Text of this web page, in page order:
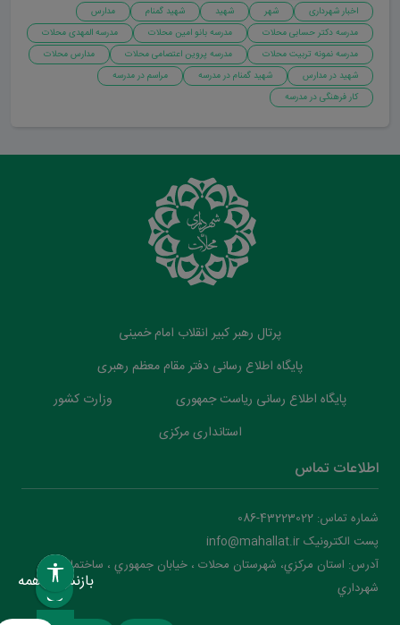
اخبار شهرداری
شهر شهید شهید گمنام
مدارس
مدرسه دکتر حسابی محلات
مدرسه بانو امین محلات
مدرسه المهدی محلات
مدرسه نمونه تربیت محلات
مدرسه پروین اعتصامی محلات
مدارس محلات
شهید در مدارس
شهید گمنام در مدرسه
مراسم در مدرسه
کار فرهنگی در مدرسه
پرتال رهبر کبیر انقلاب امام خمینی
پایگاه اطلاع رسانی دفتر مقام معظم رهبری
پایگاه اطلاع رسانی ریاست جمهوری
وزارت کشور
استانداری مرکزی
اطلاعات تماس
شماره تماس: 43223022-086
پست الکترونیک info@mahallat.ir
آدرس: استان مرکزي، شهرستان محلات ‌‌‌، خيابان جمهوري ، ساختمان
شهرداري
بازنشانی همه